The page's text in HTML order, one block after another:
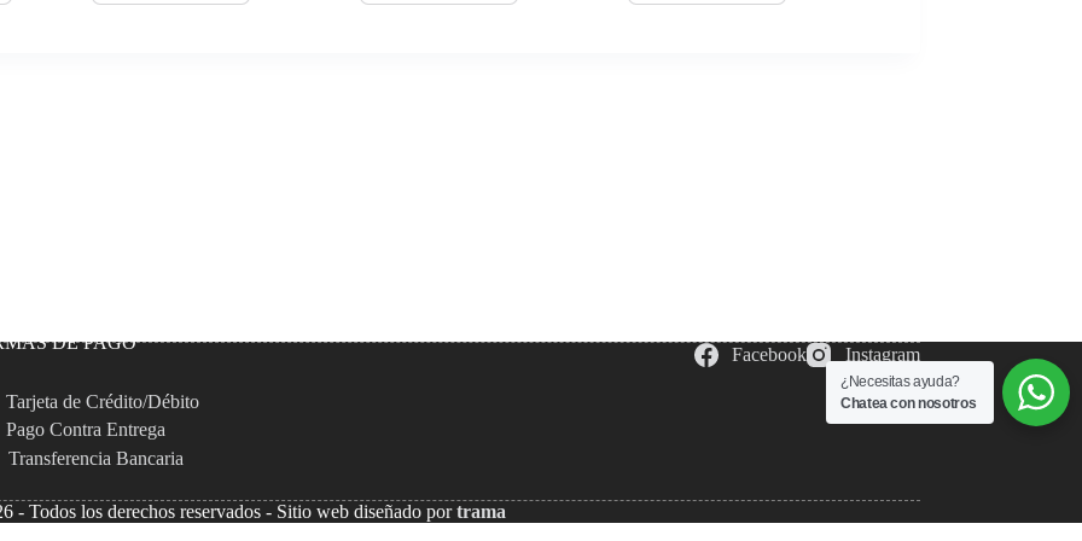
DE PAGO
Tarjeta de Crédito/Débito
Pago Contra Entrega
Transferencia Bancaria
Facebook Instagram
- Todos los derechos reservados - Sitio web diseñado portrama
¿Necesitas ayuda?
Chatea con nosotros